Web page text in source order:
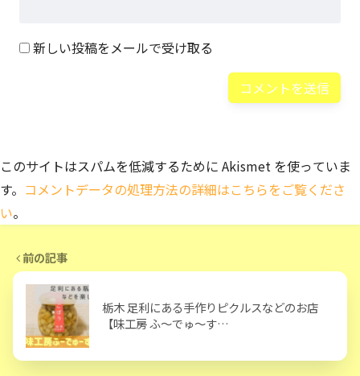
新しい投稿をメールで受け取る
このサイトはスパムを低減するために Akismet を使っていま
す。 コメントデータの処理方法の詳細はこちらをご覧くださ
い。
前の記事
栃木 足利にある手作りピクルスなどのお店
【味工房 ふ～でゅ～す…